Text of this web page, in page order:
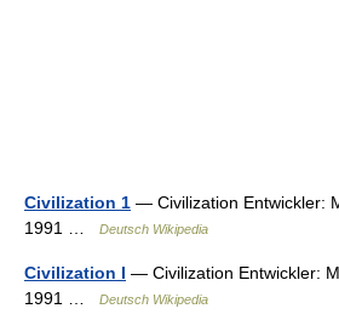
Civilization 1 — Civilization Entwickler:
1991 …
Deutsch Wikipedia
Civilization I — Civilization Entwickler:
1991 …
Deutsch Wikipedia